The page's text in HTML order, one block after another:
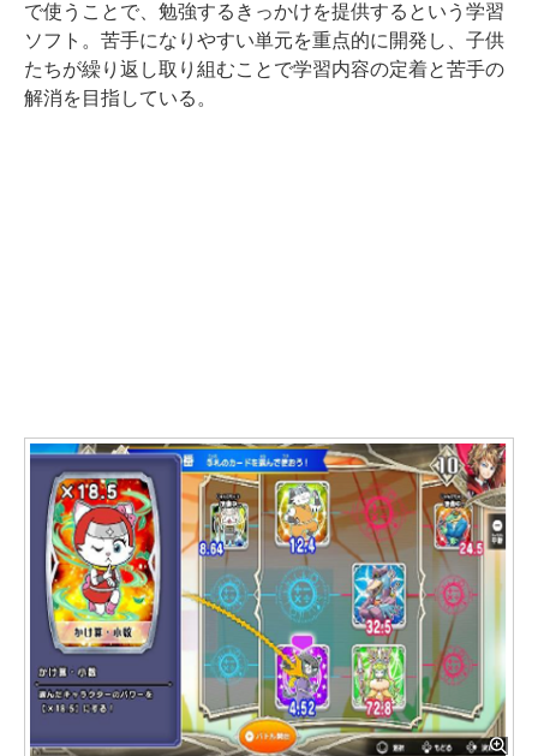
で使うことで、勉強するきっかけを提供するという学習
ソフト。苦手になりやすい単元を重点的に開発し、子供
たちが繰り返し取り組むことで学習内容の定着と苦手の
解消を目指している。